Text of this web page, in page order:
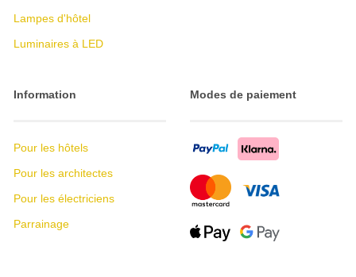
Lampes d'hôtel
Luminaires à LED
Information
Pour les hôtels
Pour les architectes
Pour les électriciens
Parrainage
Modes de paiement